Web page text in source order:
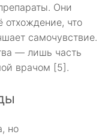
Они
что
самочувствие.
— лишь часть
врачом [5].
но